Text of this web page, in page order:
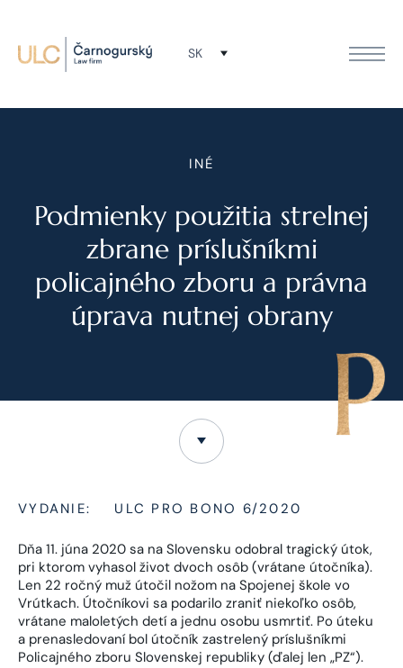
SK
INÉ
Podmienky použitia strelnej
zbrane príslušníkmi
policajného zboru a právna
úprava nutnej obrany
VYDANIE: ULC PRO BONO 6/2020
Dňa 11. júna 2020 sa na Slovensku odobral tragický útok,
pri ktorom vyhasol život dvoch osôb (vrátane útočníka).
Len 22 ročný muž útočil nožom na Spojenej škole vo
Vrútkach. Útočníkovi sa podarilo zraniť niekoľko osôb,
vrátane maloletých detí a jednu osobu usmrtiť. Po úteku
a prenasledovaní bol útočník zastrelený príslušníkmi
Policajného zboru Slovenskej republiky (ďalej len „PZ“).